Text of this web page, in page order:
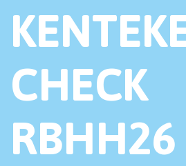
CHECK
RBHH26